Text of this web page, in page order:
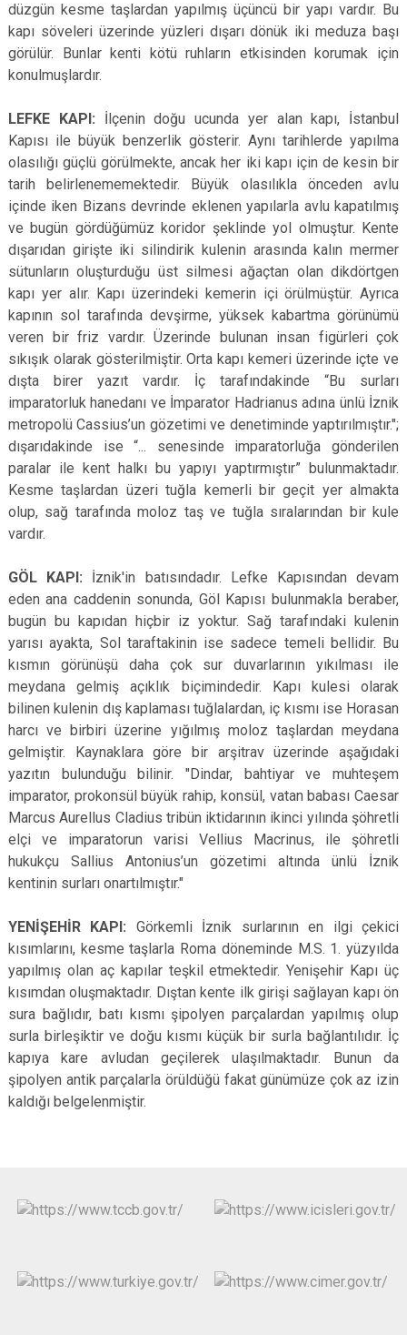
düzgün kesme taşlardan yapılmış üçüncü bir yapı vardır. Bu
kapı söveleri üzerinde yüzleri dışarı dönük iki meduza başı
görülür. Bunlar kenti kötü ruhların etkisinden korumak için
konulmuşlardır.
LEFKE KAPI: İlçenin doğu ucunda yer alan kapı, İstanbul
Kapısı ile büyük benzerlik gösterir. Aynı tarihlerde yapılma
olasılığı güçlü görülmekte, ancak her iki kapı için de kesin bir
tarih belirlenememektedir. Büyük olasılıkla önceden avlu
içinde iken Bizans devrinde eklenen yapılarla avlu kapatılmış
ve bugün gördüğümüz koridor şeklinde yol olmuştur. Kente
dışarıdan girişte iki silindirik kulenin arasında kalın mermer
sütunların oluşturduğu üst silmesi ağaçtan olan dikdörtgen
kapı yer alır. Kapı üzerindeki kemerin içi örülmüştür. Ayrıca
kapının sol tarafında devşirme, yüksek kabartma görünümü
veren bir friz vardır. Üzerinde bulunan insan figürleri çok
sıkışık olarak gösterilmiştir. Orta kapı kemeri üzerinde içte ve
dışta birer yazıt vardır. İç tarafındakinde “Bu surları
imparatorluk hanedanı ve İmparator Hadrianus adına ünlü İznik
metropolü Cassius’un gözetimi ve denetiminde yaptırılmıştır.";
dışarıdakinde ise “... senesinde imparatorluğa gönderilen
paralar ile kent halkı bu yapıyı yaptırmıştır” bulunmaktadır.
Kesme taşlardan üzeri tuğla kemerli bir geçit yer almakta
olup, sağ tarafında moloz taş ve tuğla sıralarından bir kule
vardır.
GÖL KAPI: İznik'in batısındadır. Lefke Kapısından devam
eden ana caddenin sonunda, Göl Kapısı bulunmakla beraber,
bugün bu kapıdan hiçbir iz yoktur. Sağ tarafındaki kulenin
yarısı ayakta, Sol taraftakinin ise sadece temeli bellidir. Bu
kısmın görünüşü daha çok sur duvarlarının yıkılması ile
meydana gelmiş açıklık biçimindedir. Kapı kulesi olarak
bilinen kulenin dış kaplaması tuğlalardan, iç kısmı ise Horasan
harcı ve birbiri üzerine yığılmış moloz taşlardan meydana
gelmiştir. Kaynaklara göre bir arşitrav üzerinde aşağıdaki
yazıtın bulunduğu bilinir. "Dindar, bahtiyar ve muhteşem
imparator, prokonsül büyük rahip, konsül, vatan babası Caesar
Marcus Aurellus Cladius tribün iktidarının ikinci yılında şöhretli
elçi ve imparatorun varisi Vellius Macrinus, ile şöhretli
hukukçu Sallius Antonius’un gözetimi altında ünlü İznik
kentinin surları onartılmıştır."
YENİŞEHİR KAPI: Görkemli İznik surlarının en ilgi çekici
kısımlarını, kesme taşlarla Roma döneminde M.S. 1. yüzyılda
yapılmış olan aç kapılar teşkil etmektedir. Yenişehir Kapı üç
kısımdan oluşmaktadır. Dıştan kente ilk girişi sağlayan kapı ön
sura bağlıdır, batı kısmı şipolyen parçalardan yapılmış olup
surla birleşiktir ve doğu kısmı küçük bir surla bağlantılıdır. İç
kapıya kare avludan geçilerek ulaşılmaktadır. Bunun da
şipolyen antik parçalarla örüldüğü fakat günümüze çok az izin
kaldığı belgelenmiştir.